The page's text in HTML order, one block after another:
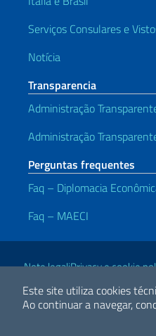
Este site utiliza cookies
Ao continuar a navegar,
Serviços Consulares e
Notícia
Transparencia
Administração
Administração
Perguntas frequentes
Faq – Diplomacia
Faq – MAECI
Links Úteis
Note legaliPrivacy e cookie